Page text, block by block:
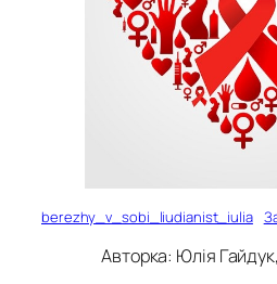
berezhy_v_sobi_liudianist_iulia
Авторка: Юлія